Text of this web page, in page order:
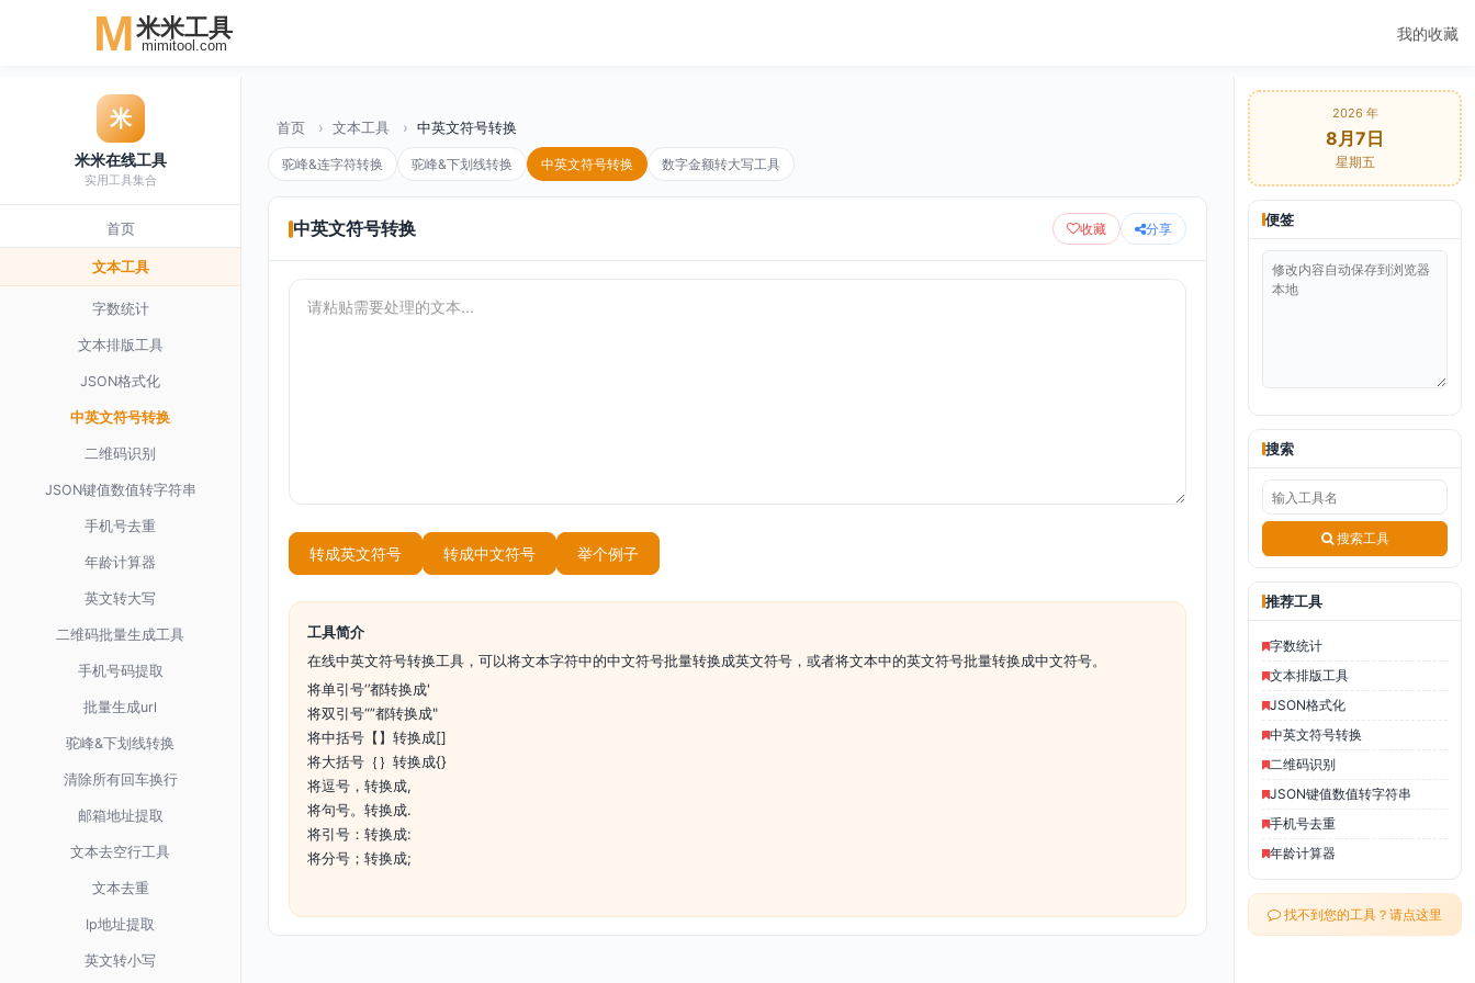
M米米工具
mimitool.com
我的收藏
米
米米在线工具
实用工具集合
首页
文本工具
字数统计
文本排版工具
JSON格式化
中英文符号转换
二维码识别
JSON键值数值转字符串
手机号去重
年龄计算器
英文转大写
二维码批量生成工具
手机号码提取
批量生成url
驼峰&下划线转换
清除所有回车换行
邮箱地址提取
文本去空行工具
文本去重
Ip地址提取
英文转小写
首页 文本工具 中英文符号转换
驼峰&连字符转换 驼峰&下划线转换 中英文符号转换 数字金额转大写工具
中英文符号转换 收藏 分享
转成英文符号 转成中文符号 举个例子
工具简介
在线中英文符号转换工具，可以将文本字符中的中文符号批量转换成英文符号，或者将文本中的英文符号批量转换成中文符号。
将单引号‘’都转换成'
将双引号“”都转换成"
将中括号【】转换成[]
将大括号｛｝转换成{}
将逗号，转换成,
将句号。转换成.
将引号：转换成:
将分号；转换成;
2026 年
8月7日
星期五
便签
搜索
搜索工具
推荐工具
字数统计
文本排版工具
JSON格式化
中英文符号转换
二维码识别
JSON键值数值转字符串
手机号去重
年龄计算器
找不到您的工具？请点这里